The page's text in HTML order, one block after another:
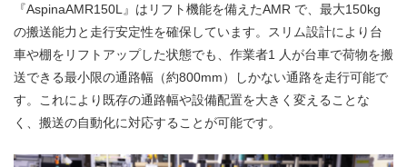
『AspinaAMR150L』はリフト機能を備えたAMR で、最大150kg
の搬送能力と走行安定性を確保しています。スリム設計により台
車や棚をリフトアップした状態でも、作業者1 人が台車で荷物を搬
送できる最小限の通路幅（約800mm）しかない通路を走行可能で
す。これにより既存の通路幅や設備配置を大きく変えることな
く、搬送の自動化に対応することが可能です。